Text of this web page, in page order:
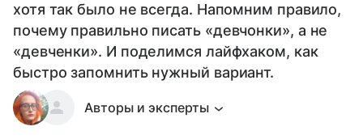
хотя так было не всегда. Напомним правило,
почему правильно писать «девчонки», а не
«девченки». И поделимся лайфхаком, как
быстро запомнить нужный вариант.
Авторы и эксперты